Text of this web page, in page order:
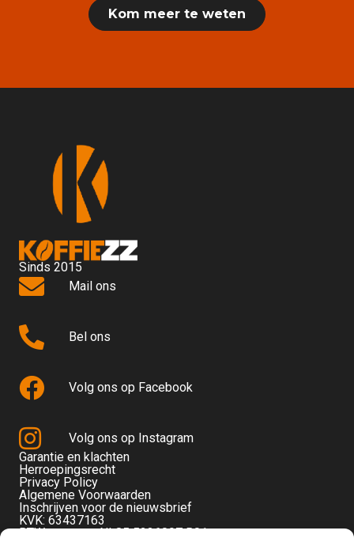
Kom meer te weten
Sinds 2015
Mail ons
Bel ons
Volg ons op Facebook
Volg ons op Instagram
Garantie en klachten
Herroepingsrecht
Privacy Policy
Algemene Voorwaarden
Inschrijven voor de nieuwsbrief
KVK: 63437163
BTW-nummer: NL85 5236097 B01